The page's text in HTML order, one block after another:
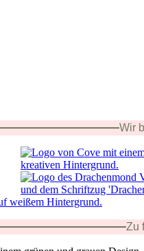
Wir
Zu